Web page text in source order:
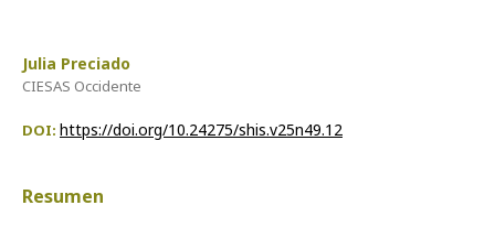
Julia Preciado
CIESAS Occidente
DOI: https://doi.org/10.24275/shis.v25n49.12
Resumen